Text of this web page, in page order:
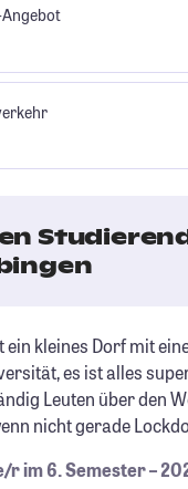
ein kleines Dorf mit
es ist alles
Leuten über den
nicht gerade
r im 6. Semester –